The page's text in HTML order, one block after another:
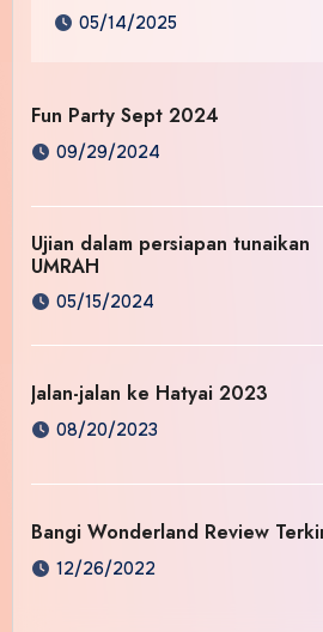
05/14/2025
Fun Party Sept 2024
09/29/2024
Ujian dalam persiapan tunaikan
UMRAH
05/15/2024
Jalan-jalan ke Hatyai 2023
08/20/2023
Bangi Wonderland Review
12/26/2022